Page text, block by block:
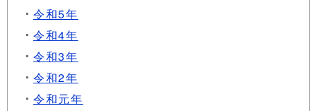
令和5年
令和4年
令和3年
令和2年
令和元年